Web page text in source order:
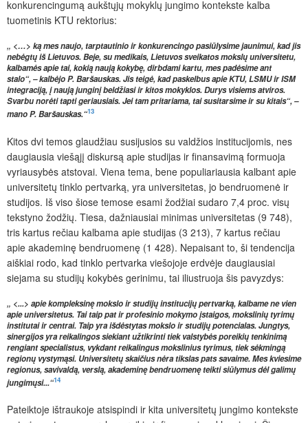
konkurencingumą aukštųjų mokyklų jungimo kontekste kalba
tuometinis KTU rektorius:
„ <…> ką mes naujo, tarptautinio ir konkurencingo pasiūlysime jaunimui, kad jis
nebėgtų iš Lietuvos. Beje, su medikais, Lietuvos sveikatos mokslų universitetu,
kalbamės apie tai, kokią naują kokybę, dirbdami kartu, mes padėsime ant
stalo“, – kalbėjo P. Baršauskas. Jis teigė, kad paskelbus apie KTU, LSMU ir ISM
integraciją, į naują junginį beldžiasi ir kitos mokyklos. Durys visiems atviros.
Svarbu norėti tapti geriausiais. Jei tam pritariama, tai susitarsime ir su kitais“, –
mano P. Baršauskas.“13
Kitos dvi temos glaudžiau susijusios su valdžios institucijomis, nes
daugiausia viešąjį diskursą apie studijas ir finansavimą formuoja
vyriausybės atstovai. Viena tema, bene populiariausia kalbant apie
universitetų tinklo pertvarką, yra universitetas, jo bendruomenė ir
studijos. Iš viso šiose temose esami žodžiai sudaro 7,4 proc. visų
tekstyno žodžių. Tiesa, dažniausiai minimas universitetas (9 748),
tris kartus rečiau kalbama apie studijas (3 213), 7 kartus rečiau
apie akademinę bendruomenę (1 428). Nepaisant to, ši tendencija
aiškiai rodo, kad tinklo pertvarka viešojoje erdvėje daugiausiai
siejama su studijų kokybės gerinimu, tai iliustruoja šis pavyzdys:
„ <...> apie kompleksinę mokslo ir studijų institucijų pertvarką, kalbame ne vien
apie universitetus. Tai taip pat ir profesinio mokymo įstaigos, mokslinių tyrimų
institutai ir centrai. Taip yra išdėstytas mokslo ir studijų potencialas. Jungtys,
sinergijos yra reikalingos siekiant užtikrinti tiek valstybės poreikių tenkinimą
rengiant specialistus, vykdant reikalingus mokslinius tyrimus, tiek sėkmingą
regionų vystymąsi. Universitetų skaičius nėra tikslas pats savaime. Mes kviesime
regionus, savivaldą, verslą, akademinę bendruomenę teikti siūlymus dėl galimų
jungimųsi...“14
Pateiktoje ištraukoje atsispindi ir kita universitetų jungimo kontekste